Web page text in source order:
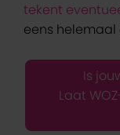
tekent
eens helemaal
Is
Laat